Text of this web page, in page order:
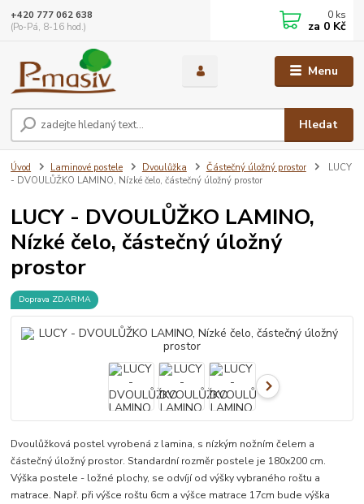
Menu
Hledat
+420 777 062 638
(Po-Pá, 8-16 hod.)
0 ks
za 0 Kč
Úvod Laminové postele Dvoulůžka Částečný úložný prostor
LUCY
- DVOULŮŽKO LAMINO, Nízké čelo, částečný úložný prostor
LUCY - DVOULŮŽKO LAMINO,
Nízké čelo, částečný úložný
prostor
Doprava ZDARMA
Dvoulůžková postel vyrobená z lamina, s nízkým nožním čelem a
částečný úložný prostor. Standardní rozměr postele je 180x200 cm.
Výška postele - ložné plochy, se odvíjí od výšky vybraného roštu a
matrace. Např. při výšce roštu 6cm a výšce matrace 17cm bude výška